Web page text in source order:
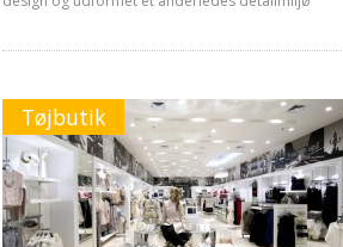
Tøjbutik